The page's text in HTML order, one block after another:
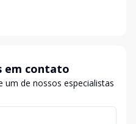
em contato
um de nossos especialistas